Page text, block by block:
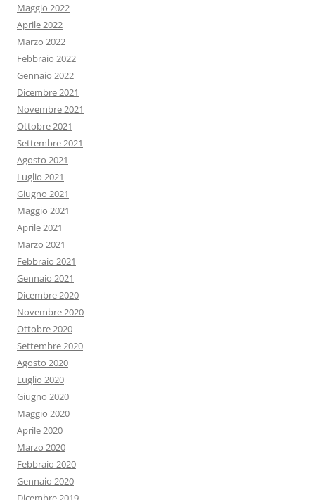
Maggio 2022
Aprile 2022
Marzo 2022
Febbraio 2022
Gennaio 2022
Dicembre 2021
Novembre 2021
Ottobre 2021
Settembre 2021
Agosto 2021
Luglio 2021
Giugno 2021
Maggio 2021
Aprile 2021
Marzo 2021
Febbraio 2021
Gennaio 2021
Dicembre 2020
Novembre 2020
Ottobre 2020
Settembre 2020
Agosto 2020
Luglio 2020
Giugno 2020
Maggio 2020
Aprile 2020
Marzo 2020
Febbraio 2020
Gennaio 2020